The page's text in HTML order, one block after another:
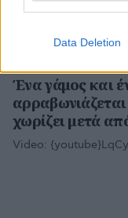
Data Deletion
ΣΤΥΛΙΑΝΌΣ ΤΖΙΡΊΤΑΣ ΔΕΚ
Ένα γάμος και
χωρίζει μετά
Video: